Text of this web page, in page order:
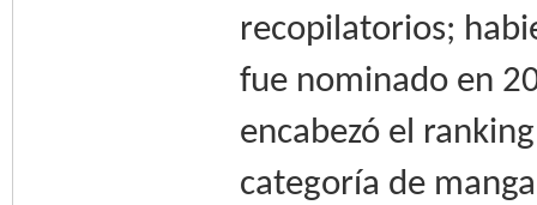
recopilatorios;
fue nominado en
encabezó el
categoría de